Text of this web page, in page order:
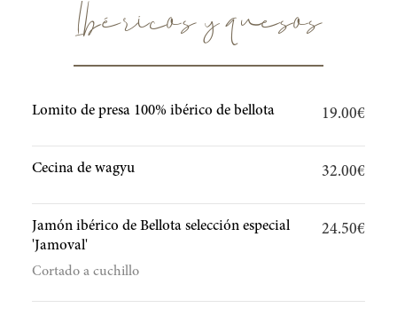
Ibéricos y quesos
Lomito de presa 100% ibérico de bellota 19.00€
Cecina de wagyu 32.00€
Jamón ibérico de Bellota selección especial
'Jamoval'
24.50€
Cortado a cuchillo